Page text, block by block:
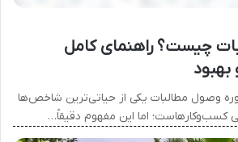
چیست؟ راهنمای کامل
دوره وصول مطالبات یکی از حیاتی‌ترین شاخص‌ها
اما این مفهوم دقیقاً…